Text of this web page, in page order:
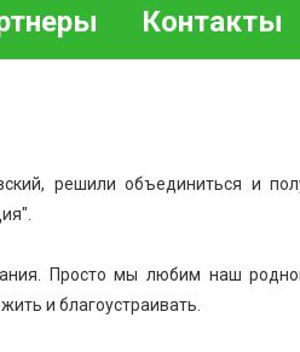
Контакты
решили объединиться и
Просто мы любим наш
и благоустраивать.